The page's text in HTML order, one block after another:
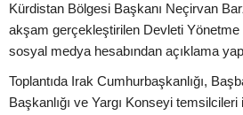
Kürdistan Bölgesi Başkanı Neçirvan
akşam gerçekleştirilen Devleti Yönetme
sosyal medya hesabından açıklama
Toplantıda Irak Cumhurbaşkanlığı,
Başkanlığı ve Yargı Konseyi